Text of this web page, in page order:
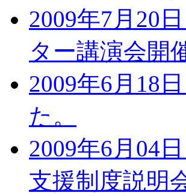
2009年7月20
ター講演会開
2009年6月18
た。
2009年6月04
支援制度説明